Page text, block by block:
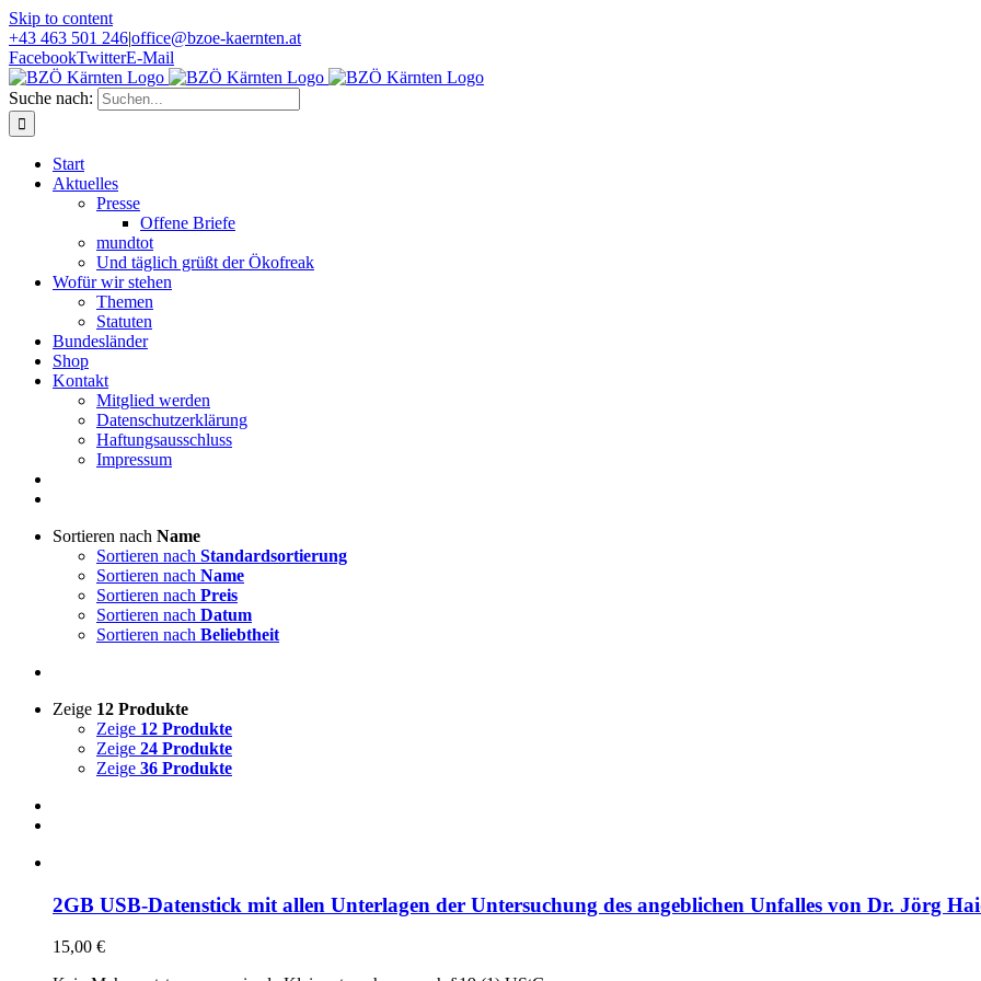
Skip to content
+43 463 501 246|office@bzoe-kaernten.at
FacebookTwitterE-Mail
Suche nach:
Start
Aktuelles
Presse
Offene Briefe
mundtot
Und täglich grüßt der Ökofreak
Wofür wir stehen
Themen
Statuten
Bundesländer
Shop
Kontakt
Mitglied werden
Datenschutzerklärung
Haftungsausschluss
Impressum
Sortieren nach Name
Sortieren nach Standardsortierung
Sortieren nach Name
Sortieren nach Preis
Sortieren nach Datum
Sortieren nach Beliebtheit
Zeige 12 Produkte
Zeige 12 Produkte
Zeige 24 Produkte
Zeige 36 Produkte
2GB USB-Datenstick mit allen Unterlagen der Untersuchung des angeblichen Unfalles von Dr. Jörg
15,00 €